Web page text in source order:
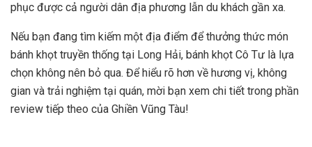
phục được cả người dân địa phương lẫn du khách gần xa.
Nếu bạn đang tìm kiếm một địa điểm để thưởng thức món
bánh khọt truyền thống tại Long Hải, bánh khọt Cô Tư là lựa
chọn không nên bỏ qua. Để hiểu rõ hơn về hương vị, không
gian và trải nghiệm tại quán, mời bạn xem chi tiết trong phần
review tiếp theo của Ghiền Vũng Tàu!